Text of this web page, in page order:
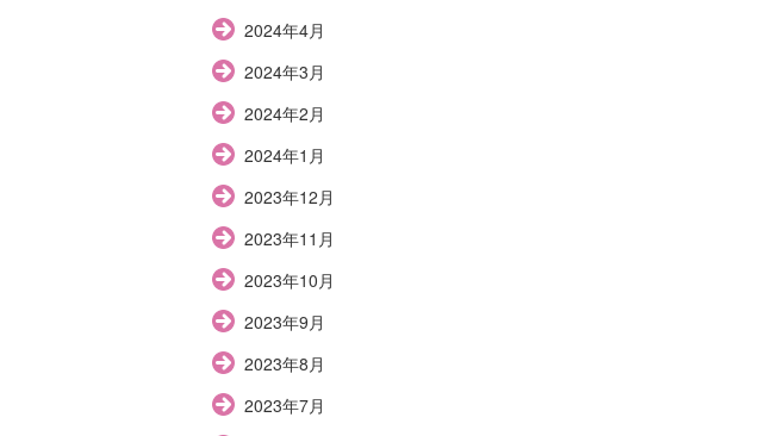
2024年4月
2024年3月
2024年2月
2024年1月
2023年12月
2023年11月
2023年10月
2023年9月
2023年8月
2023年7月